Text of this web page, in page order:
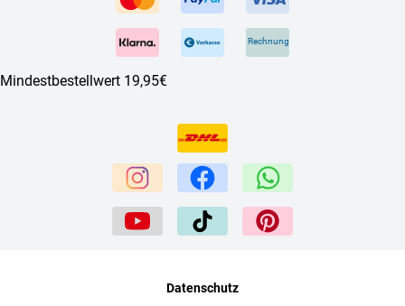
Rechnung
Mindestbestellwert 19,95€
Datenschutz